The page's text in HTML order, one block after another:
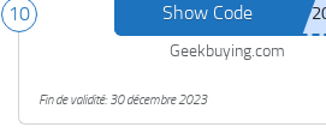
10 Show Code
Geekbuying.com
Fin de validité: 30 décembre 2023